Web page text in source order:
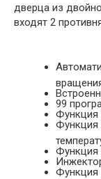
дверца из
входят 2
99
Функция
Функция
Функция
Функция